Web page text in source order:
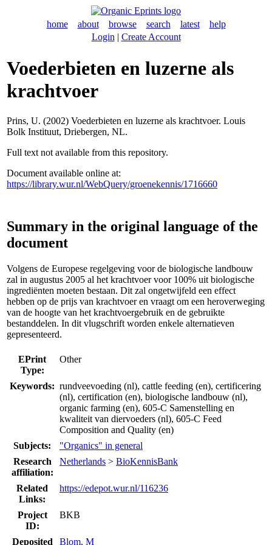
home about browse search latest
help
Login | Create Account
Voederbieten en luzerne als
krachtvoer
Prins, U. (2002) Voederbieten en luzerne als krachtvoer. Louis
Bolk Instituut, Driebergen, NL.
Full text not available from this repository.
Document available online at:
https://library.wur.nl/WebQuery/groenekennis/1716660
Summary in the original language of the
document
Volgens de Europese regelgeving voor de biologische landbouw
zal in augustus 2005 al het krachtvoer voor 100% uit biologische
ingrediënten moeten bestaan. Dit zal ongetwijfeld een effect
hebben op de prijs van krachtvoer en vraagt om een heroverweging
van de hoogte van het krachtvoergebruik en de gebruikte
bestanddelen. In dit vlugschrift worden enkele alternatieven
gepresenteerd.
EPrint
Type:
Other
Keywords: rundveevoeding (nl), cattle feeding (en), certificering
(nl), certification (en), biologische landbouw (nl),
organic farming (en), 605-C Samenstelling en
kwaliteit van diervoeders (nl), 605-C Feed
Composition and Quality (en)
Subjects:
"Organics" in general
Research
affiliation:
Netherlands > BioKennisBank
Related
Links:
https://edepot.wur.nl/116236
Project
ID:
BKB
Deposited Blom, M